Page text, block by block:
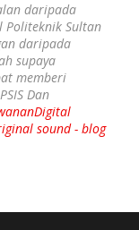
daripada
Politeknik Sultan
daripada
supaya
memberi
Dan
sound - blog